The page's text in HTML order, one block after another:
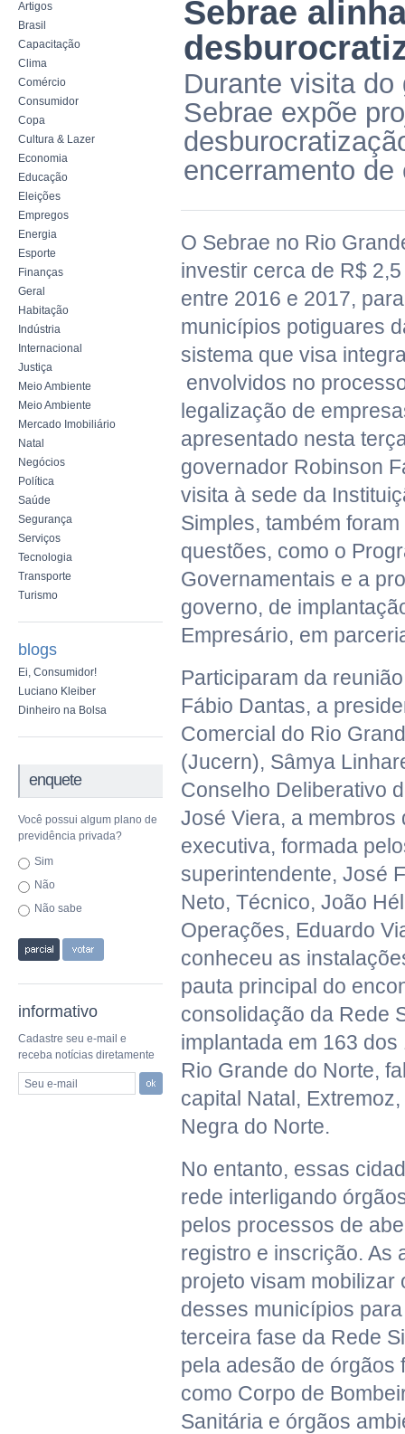
Artigos
Brasil
Capacitação
Clima
Comércio
Consumidor
Copa
Cultura & Lazer
Economia
Educação
Eleições
Empregos
Energia
Esporte
Finanças
Geral
Habitação
Indústria
Internacional
Justiça
Meio Ambiente
Meio Ambiente
Mercado Imobiliário
Natal
Negócios
Política
Saúde
Segurança
Serviços
Tecnologia
Transporte
Turismo
blogs
Ei, Consumidor!
Luciano Kleiber
Dinheiro na Bolsa
enquete
Você possui algum plano de
previdência privada?
Sim
Não
Não sabe
informativo
Cadastre seu e-mail e
receba notícias diretamente
Seu e-mail
Sebrae
Durante visita
Sebrae expõe
encerramento
O Sebrae no Rio
investir cerca de R$
entre 2016 e 2017,
municípios potiguares
sistema que visa
envolvidos no
legalização de
apresentado nesta
governador Robinson
visita à sede da
Simples, também
questões, como o
Governamentais e a
governo, de
Empresário, em
Participaram da
Fábio Dantas, a
Comercial do Rio
(Jucern), Sâmya
Conselho Deliberativo
José Viera, a membros
executiva, formada
superintendente, José
Neto, Técnico, João
Operações, Eduardo
conheceu as
pauta principal do
consolidação da Rede
implantada em 163
Rio Grande do Norte,
capital Natal,
Negra do Norte.
No entanto, essas
rede interligando
pelos processos de
registro e inscrição. As
projeto visam mobilizar
desses municípios
terceira fase da Rede
pela adesão de órgãos
como Corpo de
Sanitária e órgãos